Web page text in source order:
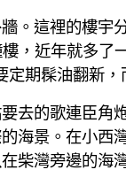
。這裡的樓宇
，近年就多了
期髹油翻新
去的歌連臣角
海景。在小西
柴灣旁邊的海